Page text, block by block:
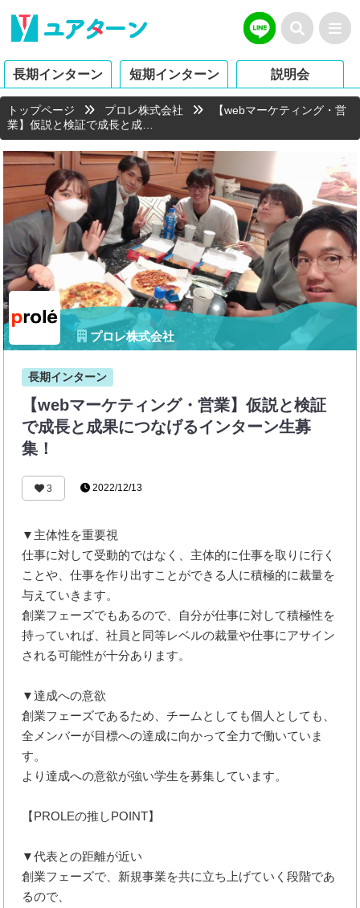
長期インターン 短期インターン 説明会
トップページ プロレ株式会社
【webマーケティング・営
業】仮説と検証で成長と成…
プロレ株式会社
長期インターン
【webマーケティング・営業】仮説と検証
で成長と成果につなげるインターン生募
集！
3 2022/12/13
▼主体性を重要視
仕事に対して受動的ではなく、主体的に仕事を取りに行く
ことや、仕事を作り出すことができる人に積極的に裁量を
与えていきます。
創業フェーズでもあるので、自分が仕事に対して積極性を
持っていれば、社員と同等レベルの裁量や仕事にアサイン
される可能性が十分あります。
▼達成への意欲
創業フェーズであるため、チームとしても個人としても、
全メンバーが目標への達成に向かって全力で働いていま
す。
より達成への意欲が強い学生を募集しています。
【PROLEの推しPOINT】
▼代表との距離が近い
創業フェーズで、新規事業を共に立ち上げていく段階であ
るので、